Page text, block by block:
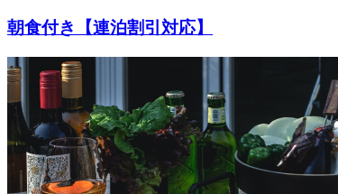
朝食付き【連泊割引対応】